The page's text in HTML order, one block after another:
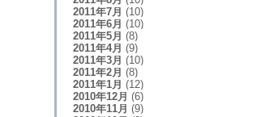
2011年7月 (10)
2011年6月 (10)
2011年5月 (8)
2011年4月 (9)
2011年3月 (10)
2011年2月 (8)
2011年1月 (12)
2010年12月 (6)
2010年11月 (9)